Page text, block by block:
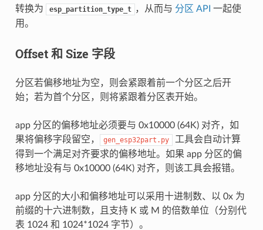
转换为
esp_partition_type_t ，从而与 分区 API 一起使
用。
Offset 和 Size 字段
分区若偏移地址为空，则会紧跟着前一个分区之后开
始；若为首个分区，则将紧跟着分区表开始。
app 分区的偏移地址必须要与 0x10000 (64K) 对齐，如
果将偏移字段留空，
gen_esp32part.py
工具会自动计算
得到一个满足对齐要求的偏移地址。如果 app 分区的偏
移地址没有与 0x10000 (64K) 对齐，则该工具会报错。
app 分区的大小和偏移地址可以采用十进制数、以 0x 为
前缀的十六进制数，且支持 K 或 M 的倍数单位（分别代
表 1024 和 1024*1024 字节）。